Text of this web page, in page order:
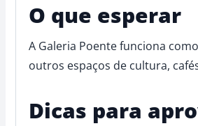
O que esperar
A Galeria Poente funciona
outros espaços de cultura,
Dicas para